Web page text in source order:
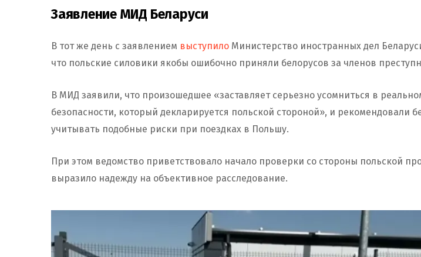
Заявление МИД Беларуси
В тот же день с заявлением выступило Министерство иностранных дел
что польские силовики якобы ошибочно приняли белорусов за членов
В МИД заявили, что произошедшее «заставляет серьезно усомниться в
безопасности, который декларируется польской стороной», и рекомендовали
учитывать подобные риски при поездках в Польшу.
При этом ведомство приветствовало начало проверки со стороны польской
выразило надежду на объективное расследование.